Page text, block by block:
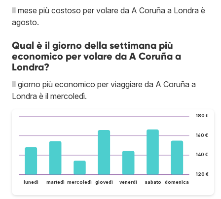
Il mese più costoso per volare da A Coruña a Londra è
agosto.
Qual è il giorno della settimana più
economico per volare da A Coruña a
Londra?
Il giorno più economico per viaggiare da A Coruña a
Londra è il mercoledì.
120 €
140 €
160 €
180 €
lunedì martedì mercoledì giovedì venerdì sabato domenica